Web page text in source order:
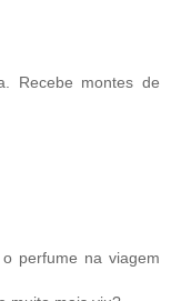
Recebe montes de
perfume na viagem